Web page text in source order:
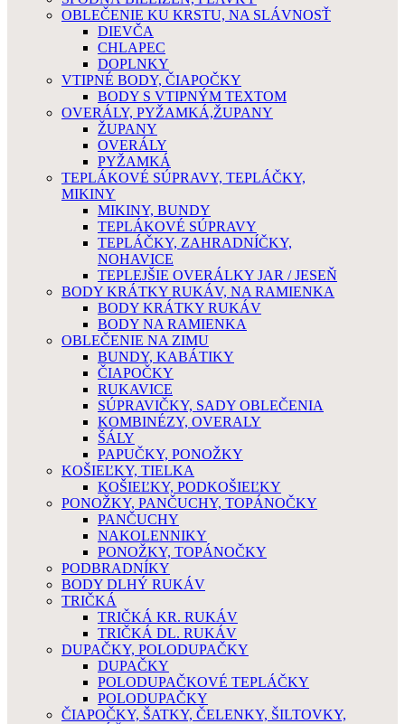
OBLEČENIE KU KRSTU, NA SLÁVNOSŤ
DIEVČA
CHLAPEC
DOPLNKY
VTIPNÉ BODY, ČIAPOČKY
BODY S VTIPNÝM TEXTOM
OVERÁLY, PYŽAMKÁ,ŽUPANY
ŽUPANY
OVERÁLY
PYŽAMKÁ
TEPLÁKOVÉ SÚPRAVY, TEPLÁČKY,
MIKINY
MIKINY, BUNDY
TEPLÁKOVÉ SÚPRAVY
TEPLÁČKY, ZAHRADNÍČKY,
NOHAVICE
TEPLEJŠIE OVERÁLKY JAR / JESEŇ
BODY KRÁTKY RUKÁV, NA RAMIENKA
BODY KRÁTKY RUKÁV
BODY NA RAMIENKA
OBLEČENIE NA ZIMU
BUNDY, KABÁTIKY
ČIAPOČKY
RUKAVICE
SÚPRAVIČKY, SADY OBLEČENIA
KOMBINÉZY, OVERALY
ŠÁLY
PAPUČKY, PONOŽKY
KOŠIEĽKY, TIELKA
KOŠIEĽKY, PODKOŠIEĽKY
PONOŽKY, PANČUCHY, TOPÁNOČKY
PANČUCHY
NAKOLENNIKY
PONOŽKY, TOPÁNOČKY
PODBRADNÍKY
BODY DLHÝ RUKÁV
TRIČKÁ
TRIČKÁ KR. RUKÁV
TRIČKÁ DL. RUKÁV
DUPAČKY, POLODUPAČKY
DUPAČKY
POLODUPAČKOVÉ TEPLÁČKY
POLODUPAČKY
ČIAPOČKY, ŠATKY, ČELENKY, ŠILTOVKY,